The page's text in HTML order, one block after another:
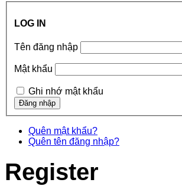
LOG IN
Tên đăng nhập
Mật khẩu
Ghi nhớ mật khẩu
Quên mật khẩu?
Quên tên đăng nhập?
Register